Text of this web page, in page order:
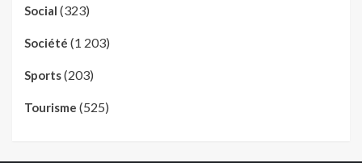
Social (323)
Société (1 203)
Sports(203)
Tourisme (525)